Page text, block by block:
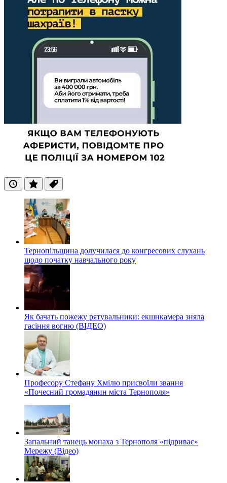
ОстанніПопулярні
Теги
Тернопільщина долучилася до конгресових слухань
щодо початку навчального року
Як бачать пожежу рятувальники: екшнкамера зняла
гасіння вогню (ВІДЕО)
Професору Стефану Хмілю присвоїли звання
«Почесний громадянин міста Тернополя»
Запальний танець монаха з Тернополя «підриває»
Мережу (Відео)